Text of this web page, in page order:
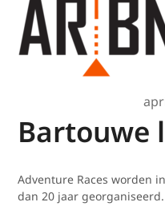
Bartouwe
Adventure Races worden
dan 20 jaar georganiseerd.